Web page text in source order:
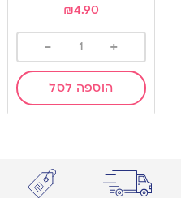
₪4.90
+
-
הוספה לסל